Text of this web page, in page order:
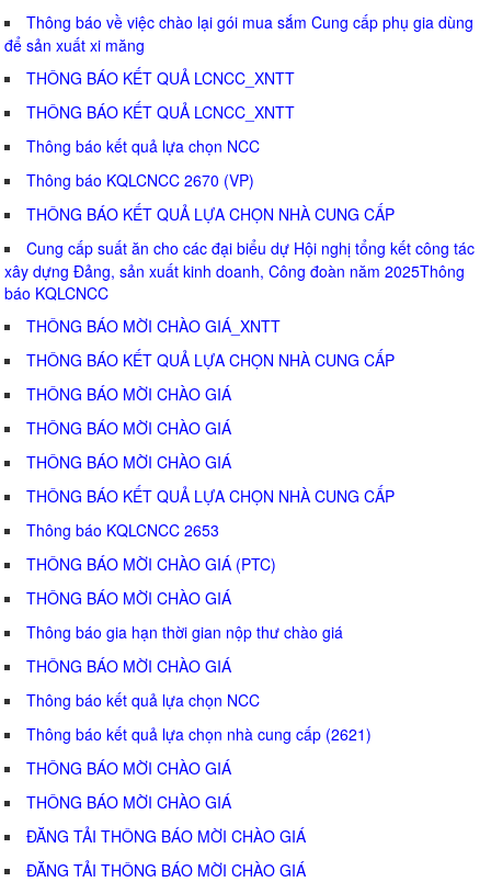
Thông báo về việc chào lại gói mua sắm Cung cấp phụ gia dùng
để sản xuất xi măng
THÔNG BÁO KẾT QUẢ LCNCC_XNTT
THÔNG BÁO KẾT QUẢ LCNCC_XNTT
Thông báo kết quả lựa chọn NCC
Thông báo KQLCNCC 2670 (VP)
THÔNG BÁO KẾT QUẢ LỰA CHỌN NHÀ CUNG CẤP
Cung cấp suất ăn cho các đại biểu dự Hội nghị tổng kết công tác
xây dựng Đảng, sản xuất kinh doanh, Công đoàn năm 2025Thông
báo KQLCNCC
THÔNG BÁO MỜI CHÀO GIÁ_XNTT
THÔNG BÁO KẾT QUẢ LỰA CHỌN NHÀ CUNG CẤP
THÔNG BÁO MỜI CHÀO GIÁ
THÔNG BÁO MỜI CHÀO GIÁ
THÔNG BÁO MỜI CHÀO GIÁ
THÔNG BÁO KẾT QUẢ LỰA CHỌN NHÀ CUNG CẤP
Thông báo KQLCNCC 2653
THÔNG BÁO MỜI CHÀO GIÁ (PTC)
THÔNG BÁO MỜI CHÀO GIÁ
Thông báo gia hạn thời gian nộp thư chào giá
THÔNG BÁO MỜI CHÀO GIÁ
Thông báo kết quả lựa chọn NCC
Thông báo kết quả lựa chọn nhà cung cấp (2621)
THÔNG BÁO MỜI CHÀO GIÁ
THÔNG BÁO MỜI CHÀO GIÁ
ĐĂNG TẢI THÔNG BÁO MỜI CHÀO GIÁ
ĐĂNG TẢI THÔNG BÁO MỜI CHÀO GIÁ